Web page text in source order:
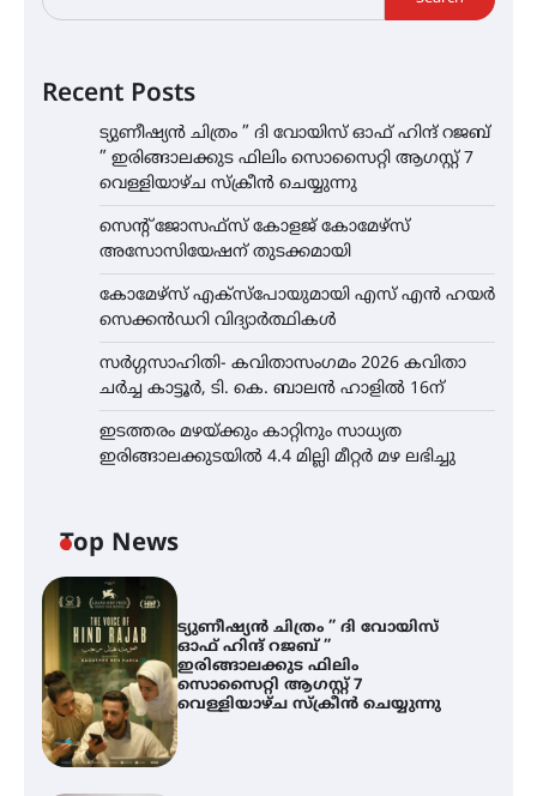
Recent Posts
ട്യുണീഷ്യൻ ചിത്രം ” ദി വോയിസ് ഓഫ് ഹിന്ദ് റജബ്
” ഇരിങ്ങാലക്കുട ഫിലിം സൊസൈറ്റി ആഗസ്റ്റ് 7
വെള്ളിയാഴ്ച സ്‌ക്രീൻ ചെയ്യുന്നു
സെന്റ് ജോസഫ്സ് കോളജ് കോമേഴ്‌സ്
അസോസിയേഷന് തുടക്കമായി
കോമേഴ്സ് എക്സ്പോയുമായി എസ് എൻ ഹയർ
സെക്കൻഡറി വിദ്യാർത്ഥികൾ
സർഗ്ഗസാഹിതി- കവിതാസംഗമം 2026 കവിതാ
ചർച്ച കാട്ടൂർ, ടി. കെ. ബാലൻ ഹാളിൽ 16ന്
ഇടത്തരം മഴയ്ക്കും കാറ്റിനും സാധ്യത
ഇരിങ്ങാലക്കുടയിൽ 4.4 മില്ലി മീറ്റർ മഴ ലഭിച്ചു
Top News
ട്യുണീഷ്യൻ ചിത്രം ” ദി വോയിസ്
ഓഫ് ഹിന്ദ് റജബ് ”
ഇരിങ്ങാലക്കുട ഫിലിം
സൊസൈറ്റി ആഗസ്റ്റ് 7
വെള്ളിയാഴ്ച സ്‌ക്രീൻ ചെയ്യുന്നു